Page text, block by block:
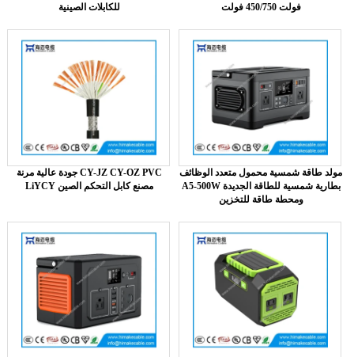
للكابلات الصينية
فولت 450/750 فولت
جودة عالية مرنة CY-JZ CY-OZ PVC
LiYCY مصنع كابل التحكم الصين
مولد طاقة شمسية محمول متعدد الوظائف
A5-500W بطارية شمسية للطاقة الجديدة
ومحطة طاقة للتخزين